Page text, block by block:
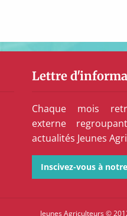
Lettre
Chaque mois
externe
actualités Jeunes
Inscivez-vous à
Jeunes Agriculteurs ©